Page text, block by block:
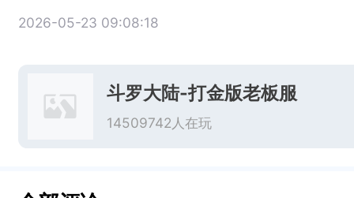
2026-05-23 09:08:18
斗罗大陆-打金版老板服
14509742人在玩